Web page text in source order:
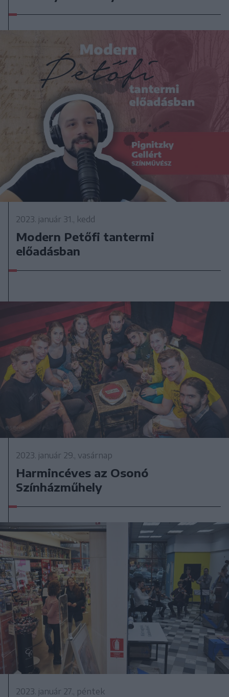
2023. január 31., kedd
Modern Petőfi tantermi
előadásban
2023. január 29., vasárnap
Harmincéves az Osonó
Színházműhely
2023. január 27., péntek